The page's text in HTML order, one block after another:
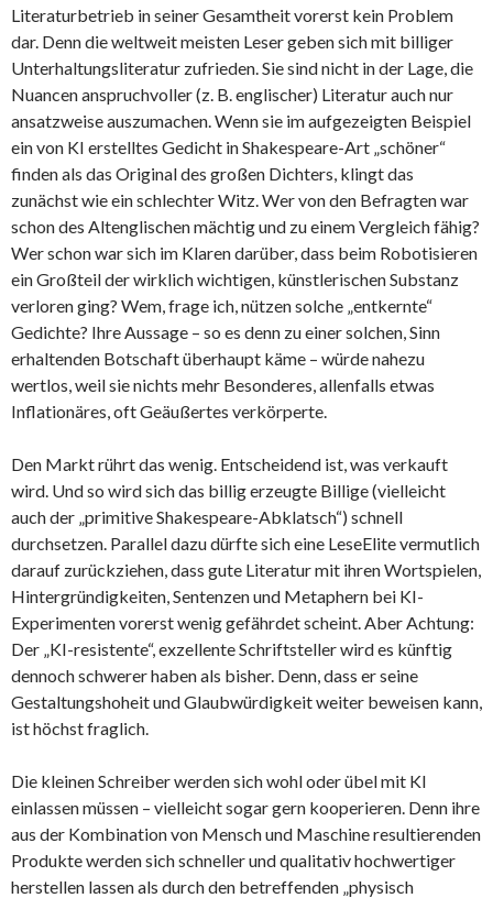
Literaturbetrieb in seiner Gesamtheit vorerst kein Problem
dar. Denn die weltweit meisten Leser geben sich mit billiger
Unterhaltungsliteratur zufrieden. Sie sind nicht in der Lage, die
Nuancen anspruchvoller (z. B. englischer) Literatur auch nur
ansatzweise auszumachen. Wenn sie im aufgezeigten Beispiel
ein von KI erstelltes Gedicht in Shakespeare-Art „schöner“
finden als das Original des großen Dichters, klingt das
zunächst wie ein schlechter Witz. Wer von den Befragten war
schon des Altenglischen mächtig und zu einem Vergleich fähig?
Wer schon war sich im Klaren darüber, dass beim Robotisieren
ein Großteil der wirklich wichtigen, künstlerischen Substanz
verloren ging? Wem, frage ich, nützen solche „entkernte“
Gedichte? Ihre Aussage – so es denn zu einer solchen, Sinn
erhaltenden Botschaft überhaupt käme – würde nahezu
wertlos, weil sie nichts mehr Besonderes, allenfalls etwas
Inflationäres, oft Geäußertes verkörperte.
Den Markt rührt das wenig. Entscheidend ist, was verkauft
wird. Und so wird sich das billig erzeugte Billige (vielleicht
auch der „primitive Shakespeare-Abklatsch“) schnell
durchsetzen. Parallel dazu dürfte sich eine LeseElite vermutlich
darauf zurückziehen, dass gute Literatur mit ihren Wortspielen,
Hintergründigkeiten, Sentenzen und Metaphern bei KI-
Experimenten vorerst wenig gefährdet scheint. Aber Achtung:
Der „KI-resistente“, exzellente Schriftsteller wird es künftig
dennoch schwerer haben als bisher. Denn, dass er seine
Gestaltungshoheit und Glaubwürdigkeit weiter beweisen kann,
ist höchst fraglich.
Die kleinen Schreiber werden sich wohl oder übel mit KI
einlassen müssen – vielleicht sogar gern kooperieren. Denn ihre
aus der Kombination von Mensch und Maschine resultierenden
Produkte werden sich schneller und qualitativ hochwertiger
herstellen lassen als durch den betreffenden „physisch